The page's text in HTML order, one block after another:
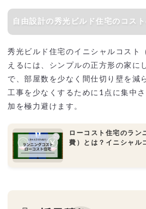
自由設計の秀光ビルド住宅のコス
秀光ビルド住宅のイニシャルコスト
えるには、シンプルの正方形の家に
で、部屋数を少なく間仕切り壁を減
工事を少なくするために1点に集中
加を極力避けます。
ローコスト住宅のラン
費）とは？イニシャル